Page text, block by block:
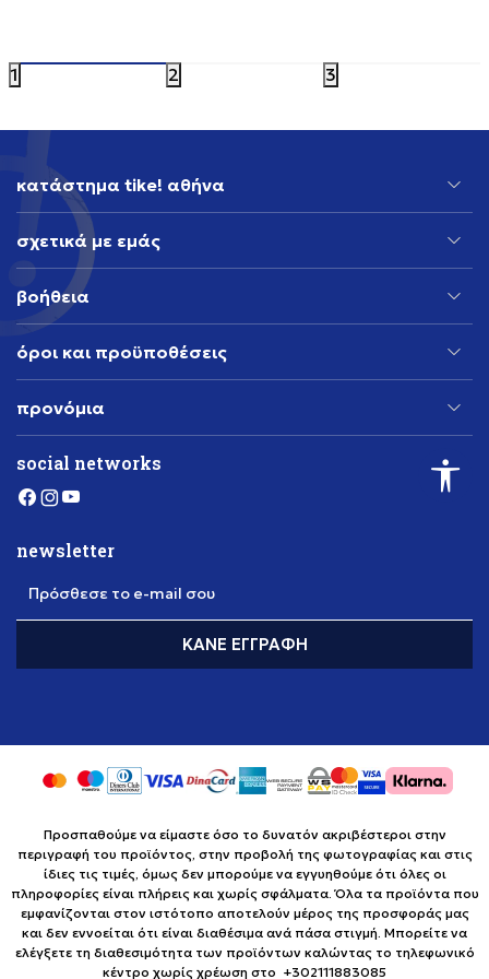
1 2 3
κατάστημα tike! αθήνα
σχετικά με εμάς
βοήθεια
όροι και προϋποθέσεις
προνόμια
social networks
newsletter
Πρόσθεσε το e-mail σου
ΚΆΝΕ ΕΓΓΡΑΦΉ
Προσπαθούμε να είμαστε όσο το δυνατόν ακριβέστεροι στην
περιγραφή του προϊόντος, στην προβολή της φωτογραφίας και στις
ίδιες τις τιμές, όμως δεν μπορούμε να εγγυηθούμε ότι όλες οι
πληροφορίες είναι πλήρεις και χωρίς σφάλματα. Όλα τα προϊόντα που
εμφανίζονται στον ιστότοπο αποτελούν μέρος της προσφοράς μας
και δεν εννοείται ότι είναι διαθέσιμα ανά πάσα στιγμή. Μπορείτε να
ελέγξετε τη διαθεσιμότητα των προϊόντων καλώντας το τηλεφωνικό
κέντρο χωρίς χρέωση στο +302111883085